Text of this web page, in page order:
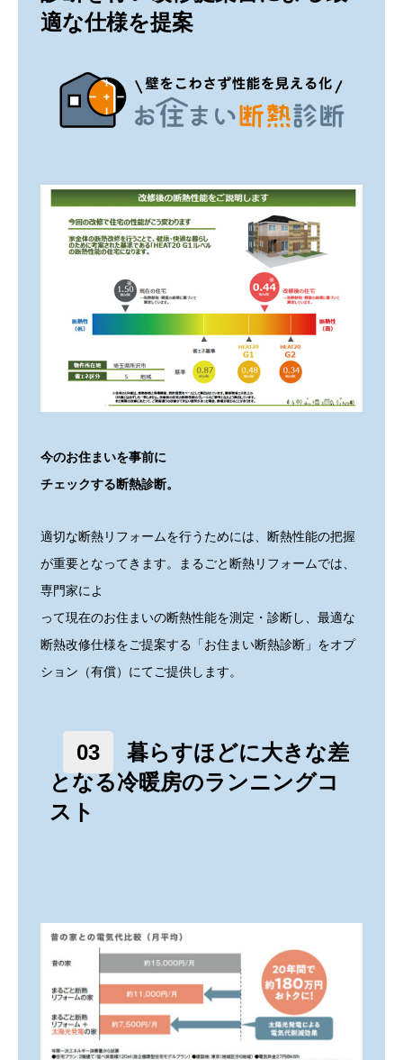
適な仕様を提案
今のお住まいを事前に
チェックする断熱診断。
適切な断熱リフォームを行うためには、断熱性能の把握
が重要となってきます。まるごと断熱リフォームでは、
専門家によ
って現在のお住まいの断熱性能を測定・診断し、最適な
断熱改修仕様をご提案する「お住まい断熱診断」をオプ
ション（有償）にてご提供します。
03
暮らすほどに大きな差
となる冷暖房のランニングコ
スト